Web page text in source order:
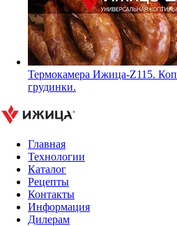
Термокамера Ижица-Z115.
грудинки.
Главная
Технологии
Каталог
Рецепты
Контакты
Информация
Дилерам